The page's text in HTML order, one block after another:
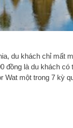
du khách chỉ mất
đồng là du khách
Wat một trong 7 kỳ